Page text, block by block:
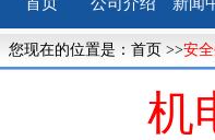
您现在的位置是： 首页 >>安
机